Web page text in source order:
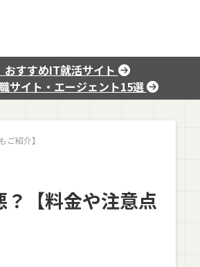
おすすめIT就活サイト
サイト・エージェント15選
紹介】
【料金や注意点